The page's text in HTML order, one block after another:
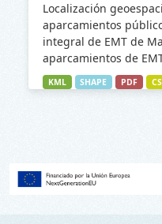
Localización
aparcamientos
integral de EMT de
aparcamientos de
KML SHAPE PDF